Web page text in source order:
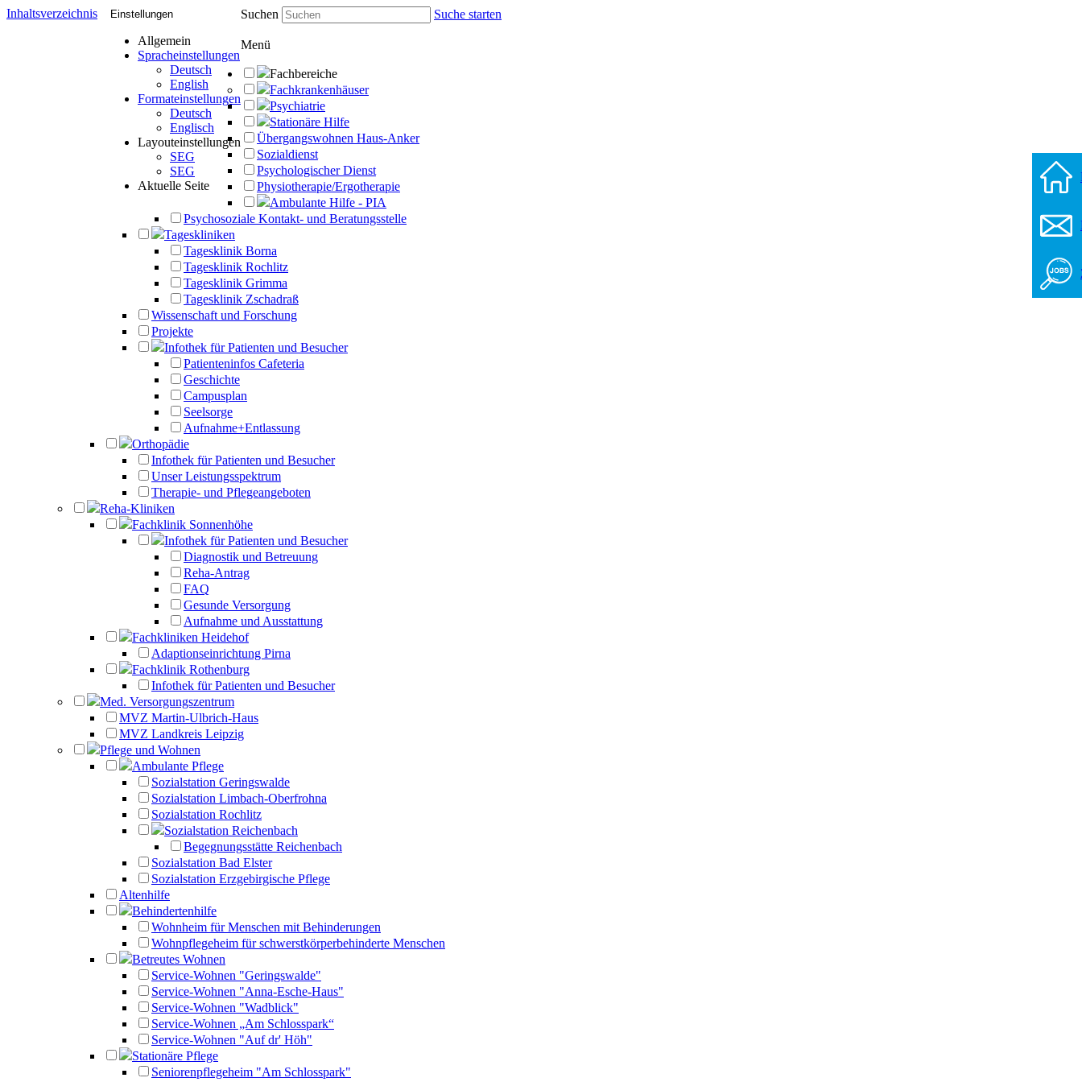
Inhaltsverzeichnis Einstellungen
Allgemein
Spracheinstellungen
Deutsch
English
Formateinstellungen
Deutsch
Englisch
Layouteinstellungen
SEG
SEG
Aktuelle Seite
Suchen Suche starten
Menü
Fachbereiche
Fachkrankenhäuser
Psychiatrie
Stationäre Hilfe
Übergangswohnen Haus-Anker
Sozialdienst
Psychologischer Dienst
Physiotherapie/Ergotherapie
Ambulante Hilfe - PIA
Psychosoziale Kontakt- und Beratungsstelle
Tageskliniken
Tagesklinik Borna
Tagesklinik Rochlitz
Tagesklinik Grimma
Tagesklinik Zschadraß
Wissenschaft und Forschung
Projekte
Infothek für Patienten und Besucher
Patienteninfos Cafeteria
Geschichte
Campusplan
Seelsorge
Aufnahme+Entlassung
Orthopädie
Infothek für Patienten und Besucher
Unser Leistungsspektrum
Therapie- und Pflegeangeboten
Reha-Kliniken
Fachklinik Sonnenhöhe
Infothek für Patienten und Besucher
Diagnostik und Betreuung
Reha-Antrag
FAQ
Gesunde Versorgung
Aufnahme und Ausstattung
Fachkliniken Heidehof
Adaptionseinrichtung Pirna
Fachklinik Rothenburg
Infothek für Patienten und Besucher
Med. Versorgungszentrum
MVZ Martin-Ulbrich-Haus
MVZ Landkreis Leipzig
Pflege und Wohnen
Ambulante Pflege
Sozialstation Geringswalde
Sozialstation Limbach-Oberfrohna
Sozialstation Rochlitz
Sozialstation Reichenbach
Begegnungsstätte Reichenbach
Sozialstation Bad Elster
Sozialstation Erzgebirgische Pflege
Altenhilfe
Behindertenhilfe
Wohnheim für Menschen mit Behinderungen
Wohnpflegeheim für schwerstkörperbehinderte Menschen
Betreutes Wohnen
Service-Wohnen "Geringswalde"
Service-Wohnen "Anna-Esche-Haus"
Service-Wohnen "Wadblick"
Service-Wohnen „Am Schlosspark“
Service-Wohnen "Auf dr' Höh"
Stationäre Pflege
Seniorenpflegeheim "Am Schlosspark"